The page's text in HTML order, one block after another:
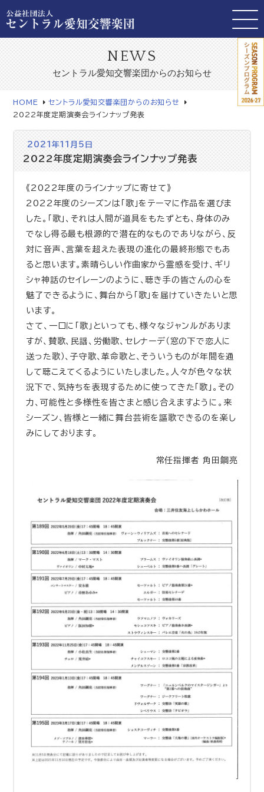
NEWS
セントラル愛知交響楽団からのお知らせ
HOME
セントラル愛知交響楽団からのお知らせ
2022年度定期演奏会ラインナップ発表
2021年11月5日
2022年度定期演奏会ラインナップ発表
《2022年度のラインナップに寄せて》
2022年度のシーズンは「歌」をテーマに作品を選びま
した。「歌」、それは人間が道具をもたずとも、身体のみ
でなし得る最も根源的で潜在的なものでありながら、反
対に音声、言葉を超えた表現の進化の最終形態でもあ
ると思います。素晴らしい作曲家から霊感を受け、ギリ
シャ神話のセイレーンのように、聴き手の皆さんの心を
魅了できるように、舞台から「歌」を届けていきたいと思
います。
さて、一口に「歌」といっても、様々なジャンルがありま
すが、賛歌、民謡、労働歌、セレナーデ（窓の下で恋人に
送った歌）、子守歌、革命歌と、そういうものが年間を通
して聴こえてくるようにいたしました。人々が色々な状
況下で、気持ちを表現するために使ってきた「歌」。その
力、可能性と多様性を皆さまと感じ合えますように。来
シーズン、皆様と一緒に舞台芸術を謳歌できるのを楽し
みにしております。
常任指揮者 角田鋼亮